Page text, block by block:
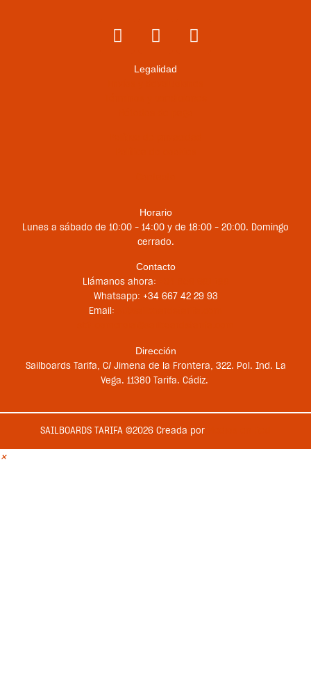
Legalidad
Horario
Lunes a sábado de 10:00 – 14:00 y de 18:00 – 20:00. Domingo
cerrado.
Contacto
Llámanos ahora:
Whatsapp: +34 667 42 29 93
Email:
Dirección
Sailboards Tarifa, C/ Jimena de la Frontera, 322. Pol. Ind. La
Vega. 11380 Tarifa. Cádiz.
SAILBOARDS TARIFA ©2026 Creada por
×